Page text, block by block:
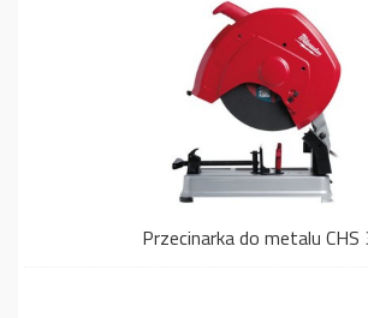
Przecinarka do metalu CHS